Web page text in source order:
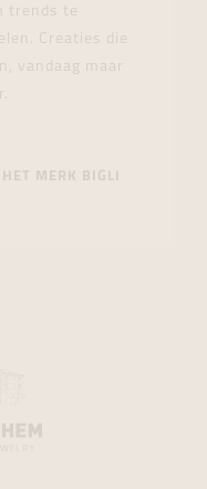
trends te
Creaties die
vandaag maar
MERK BIGLI